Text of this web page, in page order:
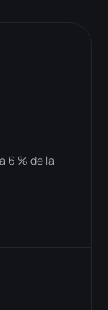
6 % de la